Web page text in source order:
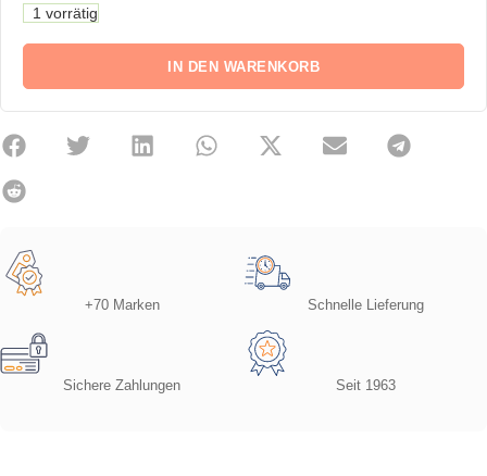
1 vorrätig
IN DEN WARENKORB
+70 Marken Schnelle Lieferung
Sichere Zahlungen Seit 1963